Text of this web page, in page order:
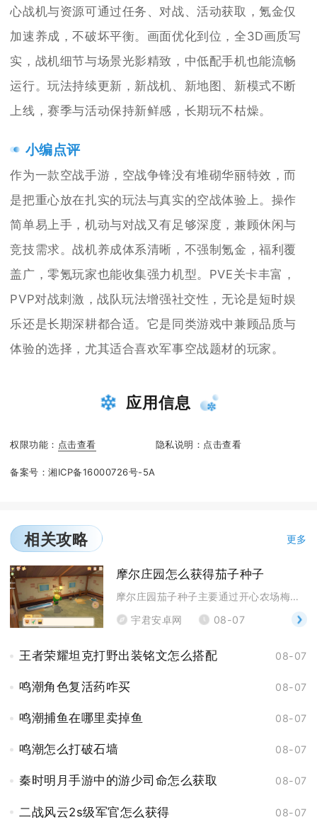
心战机与资源可通过任务、对战、活动获取，氪金仅
加速养成，不破坏平衡。画面优化到位，全3D画质写
实，战机细节与场景光影精致，中低配手机也能流畅
运行。玩法持续更新，新战机、新地图、新模式不断
上线，赛季与活动保持新鲜感，长期玩不枯燥。
小编点评
作为一款空战手游，空战争锋没有堆砌华丽特效，而
是把重心放在扎实的玩法与真实的空战体验上。操作
简单易上手，机动与对战又有足够深度，兼顾休闲与
竞技需求。战机养成体系清晰，不强制氪金，福利覆
盖广，零氪玩家也能收集强力机型。PVE关卡丰富，
PVP对战刺激，战队玩法增强社交性，无论是短时娱
乐还是长期深耕都合适。它是同类游戏中兼顾品质与
体验的选择，尤其适合喜欢军事空战题材的玩家。
应用信息
权限功能： 点击查看 隐私说明： 点击查看
备案号：湘ICP备16000726号-5A
相关攻略 更多
摩尔庄园怎么获得茄子种子
摩尔庄园茄子种子主要通过开心农场梅森小屋内的种子商
宇君安卓网
08-07
王者荣耀坦克打野出装铭文怎么搭配 08-07
鸣潮角色复活药咋买 08-07
鸣潮捕鱼在哪里卖掉鱼 08-07
鸣潮怎么打破石墙 08-07
秦时明月手游中的游少司命怎么获取 08-07
二战风云2s级军官怎么获得 08-07